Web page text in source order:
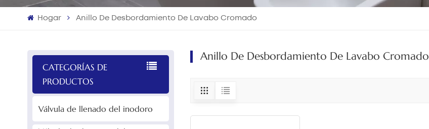
Hogar Anillo De Desbordamiento De Lavabo Cromado
CATEGORÍAS DE
PRODUCTOS
Válvula de llenado del inodoro
Anillo De Desbordamiento De Lavabo Cromado